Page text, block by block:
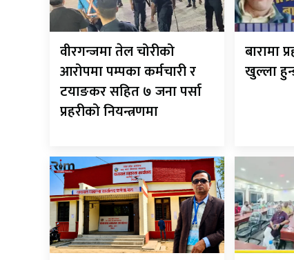
वीरगन्जमा तेल चोरीको
आरोपमा पम्पका कर्मचारी र
टयाङकर सहित ७ जना पर्सा
प्रहरीको नियन्त्रणमा
बारामा
खुल्ला